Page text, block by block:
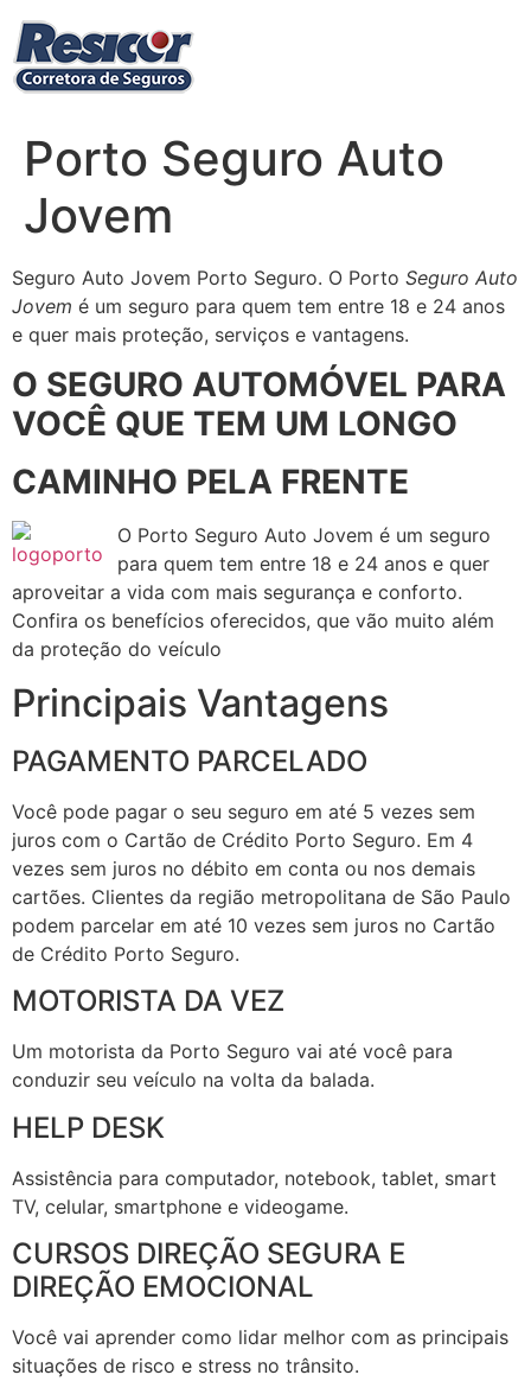
para
conteúdo
Porto Seguro Auto
Jovem
Seguro Auto Jovem Porto Seguro. O Porto Seguro Auto
Jovem é um seguro para quem tem entre 18 e 24 anos
e quer mais proteção, serviços e vantagens.
O SEGURO AUTOMÓVEL PARA
VOCÊ QUE TEM UM LONGO
CAMINHO PELA FRENTE
O Porto Seguro Auto Jovem é um seguro
para quem tem entre 18 e 24 anos e quer
aproveitar a vida com mais segurança e conforto.
Confira os benefícios oferecidos, que vão muito além
da proteção do veículo
Principais Vantagens
PAGAMENTO PARCELADO
Você pode pagar o seu seguro em até 5 vezes sem
juros com o Cartão de Crédito Porto Seguro. Em 4
vezes sem juros no débito em conta ou nos demais
cartões. Clientes da região metropolitana de São Paulo
podem parcelar em até 10 vezes sem juros no Cartão
de Crédito Porto Seguro.
MOTORISTA DA VEZ
Um motorista da Porto Seguro vai até você para
conduzir seu veículo na volta da balada.
HELP DESK
Assistência para computador, notebook, tablet, smart
TV, celular, smartphone e videogame.
CURSOS DIREÇÃO SEGURA E
DIREÇÃO EMOCIONAL
Você vai aprender como lidar melhor com as principais
situações de risco e stress no trânsito.